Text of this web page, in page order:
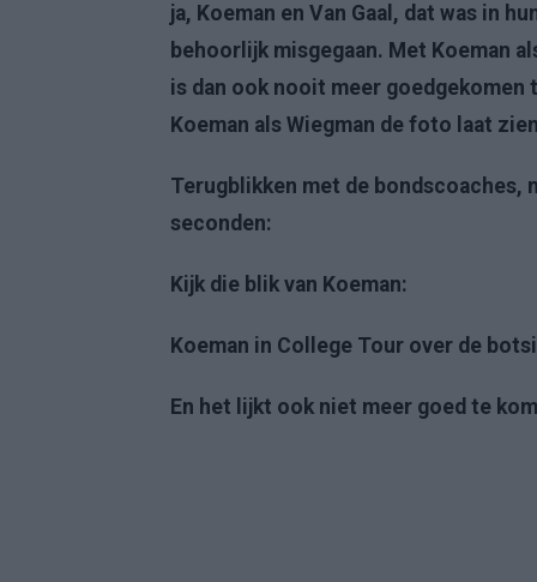
ja, Koeman en Van Gaal, dat was in
behoorlijk misgegaan. Met Koeman
is dan ook nooit meer goedgekomen
Koeman als Wiegman de foto laat
Terugblikken met de bondscoaches,
seconden:
Kijk die blik van Koeman:
Koeman in College Tour over de
En het lijkt ook niet meer goed te